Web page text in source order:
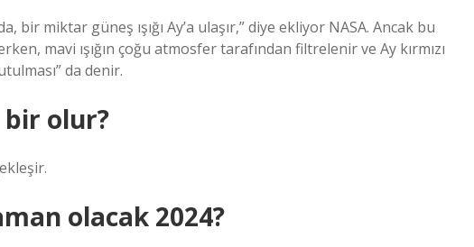
bir miktar güneş ışığı Ay’a ulaşır,” diye ekliyor NASA. Ancak bu
mavi ışığın çoğu atmosfer tarafından filtrelenir ve Ay kırmızı
da denir.
bir olur?
olacak 2024?